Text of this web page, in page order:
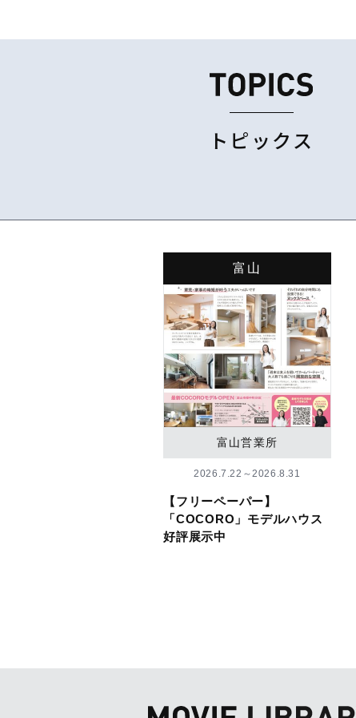
トピックス
富山
富山営業所
2026.7.22～2026.8.31
【フリーペーパー】
「COCORO」モデルハウス
好評展示中